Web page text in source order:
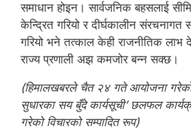
समाधान होइन। सार्वजनिक बहसलाई
केन्द्रित गरियो र दीर्घकालीन संरचनागत
गरियो भने तत्काल केही राजनीतिक लाभ
राज्य प्रणाली अझ कमजोर बन्न सक्छ।
(हिमालखबरले चैत २४ गते आयोजना
सुधारका सय बुँदे कार्यसूची’ छलफल
गरेको विचारको सम्पादित रूप)